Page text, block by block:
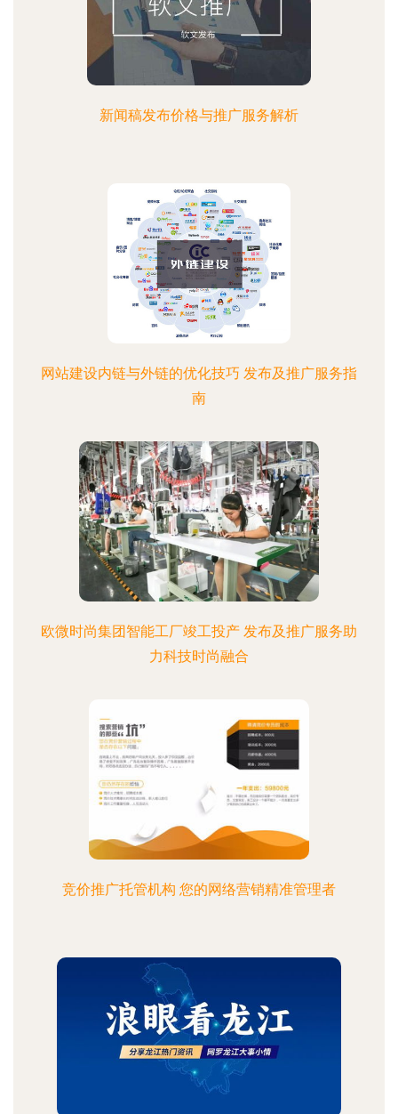
新闻稿发布价格与推广服务解析
网站建设内链与外链的优化技巧 发布及推广服务指
南
欧微时尚集团智能工厂竣工投产 发布及推广服务助
力科技时尚融合
竞价推广托管机构 您的网络营销精准管理者